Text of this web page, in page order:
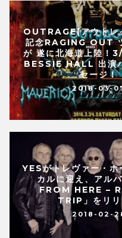
】と「彼ら」
ナ
「
OUTRAGE(アウトレ
記念RAGING OUT
が 遂に北海道上陸！
BESSIE HALL 出演
セージ！
2018-03-
YESがトレヴァー・ホ
カルに迎え、アル
FROM HERE –
TRIP」をリリ
2018-02-